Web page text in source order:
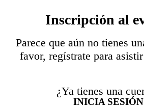
Inscripción al
Parece que aún no tienes
favor, regístrate para
¿Ya tienes una
INICIA SESIÓN